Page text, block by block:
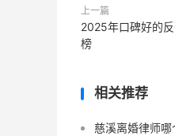
上一篇
2025年口碑好的
榜
相关推荐
慈溪离婚律师